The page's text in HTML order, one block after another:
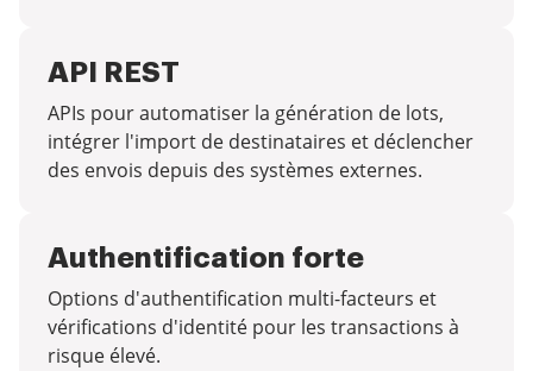
API REST
APIs pour automatiser la génération de lots,
intégrer l'import de destinataires et déclencher
des envois depuis des systèmes externes.
Authentification forte
Options d'authentification multi-facteurs et
vérifications d'identité pour les transactions à
risque élevé.